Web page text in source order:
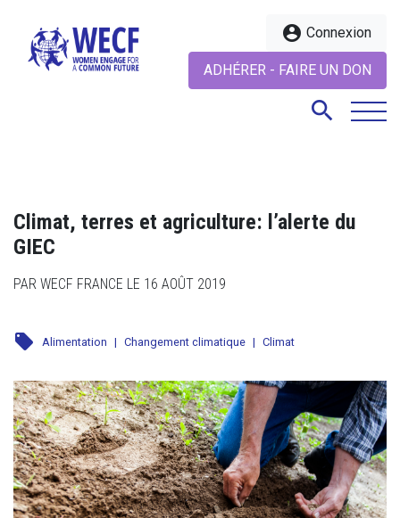
account_circle Connexion
ADHÉRER - FAIRE UN DON
search
search
Climat, terres et agriculture: l’alerte du
GIEC
PAR WECF FRANCE LE 16 AOÛT 2019
local_offer Alimentation | Changement climatique | Climat